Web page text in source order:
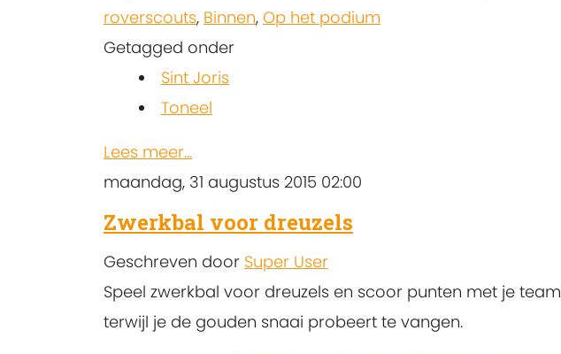
roverscouts, Binnen, Op het podium
Getagged onder
Sint Joris
Toneel
Lees meer...
maandag, 31 augustus 2015 02:00
Zwerkbal voor dreuzels
Geschreven door Super User
Speel zwerkbal voor dreuzels en scoor punten met je team
terwijl je de gouden snaai probeert te vangen.